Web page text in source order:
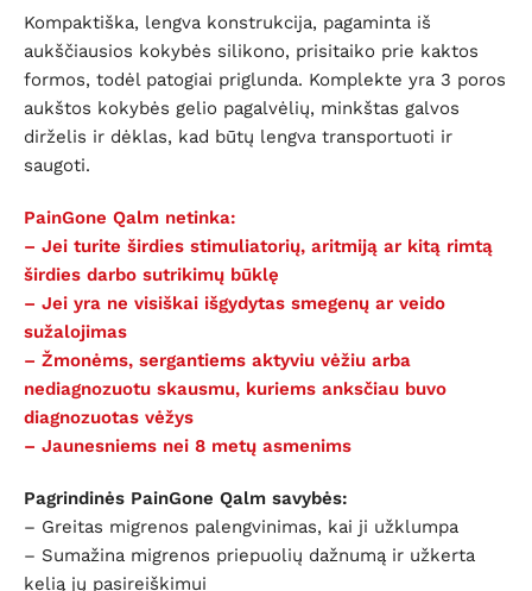
Kompaktiška, lengva konstrukcija, pagaminta iš
aukščiausios kokybės silikono, prisitaiko prie kaktos
formos, todėl patogiai priglunda. Komplekte yra 3 poros
aukštos kokybės gelio pagalvėlių, minkštas galvos
dirželis ir dėklas, kad būtų lengva transportuoti ir
saugoti.
PainGone Qalm netinka:
– Jei turite širdies stimuliatorių, aritmiją ar kitą rimtą
širdies darbo sutrikimų būklę
– Jei yra ne visiškai išgydytas smegenų ar veido
sužalojimas
– Žmonėms, sergantiems aktyviu vėžiu arba
nediagnozuotu skausmu, kuriems anksčiau buvo
diagnozuotas vėžys
– Jaunesniems nei 8 metų asmenims
Pagrindinės PainGone Qalm savybės:
– Greitas migrenos palengvinimas, kai ji užklumpa
– Sumažina migrenos priepuolių dažnumą ir užkerta
kelią jų pasireiškimui